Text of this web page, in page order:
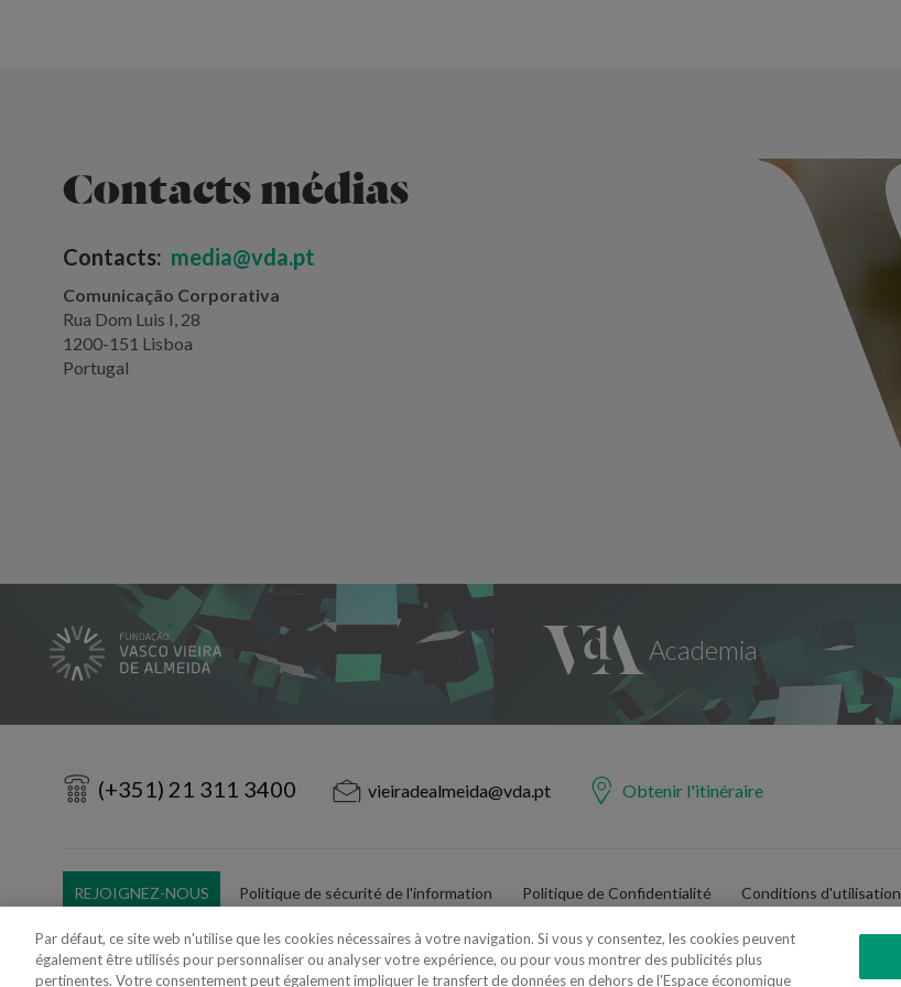
Contacts médias
Contacts: media@vda.pt
Comunicação Corporativa
Rua Dom Luis I, 28
1200-151 Lisboa
Portugal
(+351) 21 311 3400 vieiradealmeida@vda.pt Obtenir l'itinéraire
REJOIGNEZ-NOUS Politique de sécurité de l'information Politique de Confidentialité Conditions d'utilisation
Utilisation Frauduleuse du Nom/Brand
Par défaut, ce site web n'utilise que les cookies nécessaires à votre navigation. Si vous y consentez, les cookies peuvent
également être utilisés pour personnaliser ou analyser votre expérience, ou pour vous montrer des publicités plus
pertinentes. Votre consentement peut également impliquer le transfert de données en dehors de l'Espace économique